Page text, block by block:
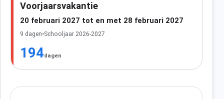
Voorjaarsvakantie
20 februari 2027 tot en met 28 februari 2027
9 dagen•Schooljaar 2026-2027
194dagen